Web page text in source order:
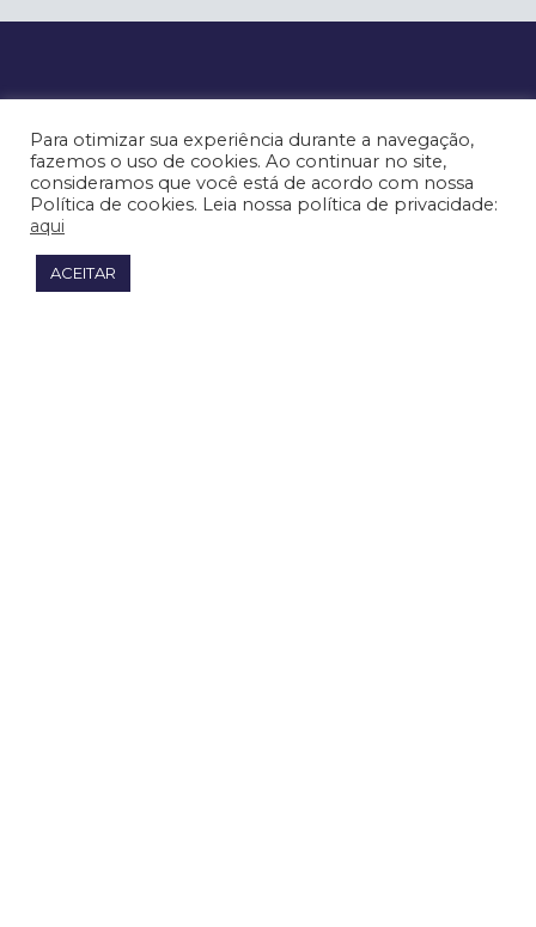
Para otimizar sua experiência durante a navegação,
fazemos o uso de cookies. Ao continuar no site,
consideramos que você está de acordo com nossa
Política de cookies. Leia nossa política de privacidade:
aqui
ACEITAR